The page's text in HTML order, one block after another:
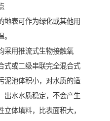
地表可作为绿化或其他用
采用推流式生物接触氧
式或二级串联完全混合式
泥池体积小，对水质的适
出水水质稳定，不会产生
体填料，比表面积大，